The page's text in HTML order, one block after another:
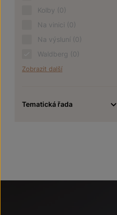
Kolby (0)
Na vinici (0)
Na výsluní (0)
Waldberg (0)
Zobrazit další
Tematická řada